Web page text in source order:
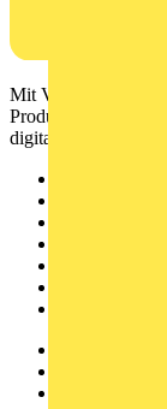
Mit Voltimum
digitalen Plattform